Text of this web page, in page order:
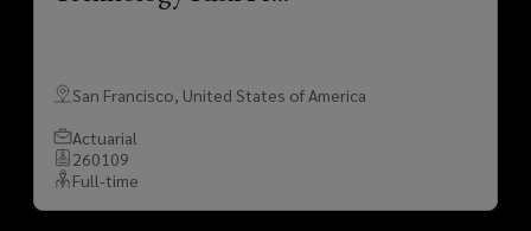
San Francisco, United States of America
Actuarial
260109
Full-time